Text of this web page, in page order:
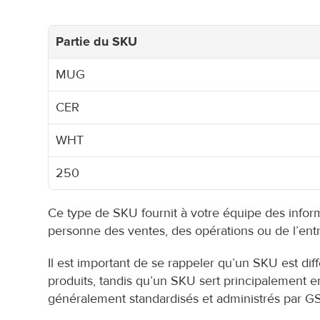
Partie du SKU
MUG
CER
WHT
250
Ce type de SKU fournit à votre équipe des
personne des ventes, des opérations ou de
Il est important de se rappeler qu’un SKU est
produits, tandis qu’un SKU sert principalement
généralement standardisés et administrés par